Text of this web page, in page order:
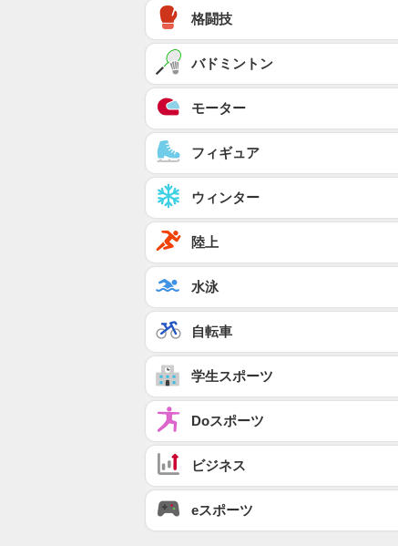
格闘技
バドミントン
モーター
フィギュア
ウィンター
陸上
水泳
自転車
学生スポーツ
Doスポーツ
ビジネス
eスポーツ